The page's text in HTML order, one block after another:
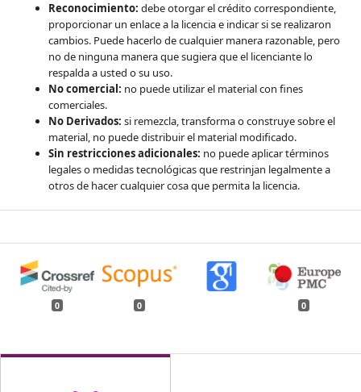
Reconocimiento: debe otorgar el crédito correspondiente,
proporcionar un enlace a la licencia e indicar si se realizaron
cambios. Puede hacerlo de cualquier manera razonable, pero
no de ninguna manera que sugiera que el licenciante lo
respalda a usted o su uso.
No comercial: no puede utilizar el material con fines
comerciales.
No Derivados: si remezcla, transforma o construye sobre el
material, no puede distribuir el material modificado.
Sin restricciones adicionales: no puede aplicar términos
legales o medidas tecnológicas que restrinjan legalmente a
otros de hacer cualquier cosa que permita la licencia.
0 0 0